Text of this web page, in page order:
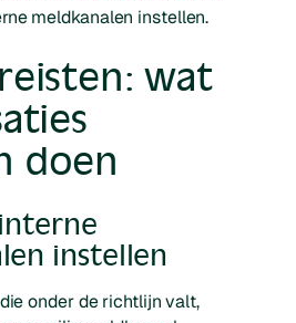
meldkanalen instellen.
wat
doen
instellen
onder de richtlijn valt,